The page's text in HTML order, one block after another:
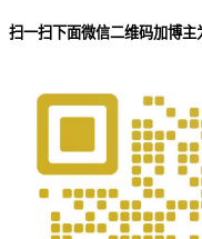
扫一扫下面微信二维码加博主